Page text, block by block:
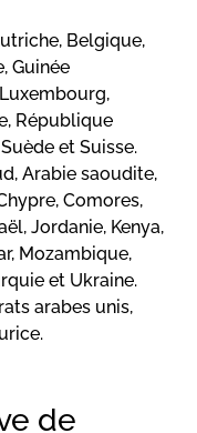
Belgique,
Guinée
République
et Suisse.
Arabie saoudite,
Comores,
Jordanie, Kenya,
Mozambique,
et Ukraine.
arabes unis,
de